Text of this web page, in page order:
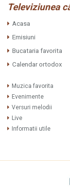
Televiziunea
Acasa
Emisiuni
Bucataria favorita
Calendar ortodox
Muzica favorita
Evenimente
Versuri melodii
Live
Informatii utile